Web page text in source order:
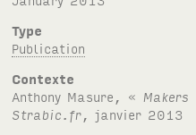
Type
Publication
Contexte
Anthony Masure, « Makers
Strabic.fr, janvier 2013